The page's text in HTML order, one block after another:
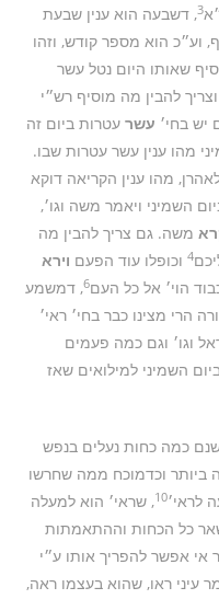
3, דשבעה הוא ענין שבעת
וע״כ הוא מספר קודש, וזהו
שאותו היום נטל עשר
להבין מה מוסיף רש״י
יש בחי׳ עשרעטרות ביום זה
מהו ענין עשר עטרות שבו.
מהו ענין הקריאה דוקא
השמיני ויאמר משה וגו׳,
משה. גם צריך להבין מה
4 וכופלו עוד הפעם וירא
הוי׳ אל כל העם6, דמשמע
הרי מצינו כבר בחי׳ ראי׳
וגו׳ וגם כמה פעמים
השמיני למילואים שאז
כמה כחות נעלים בנפש
וכדמוכח ממה שחרשו
לראי׳10, שראי׳ הוא למעלה
כל הכחות וההתאמתות
אי אפשר להפריך אותו ע״י
עיני ראו, שהוא בעצמו ראה,